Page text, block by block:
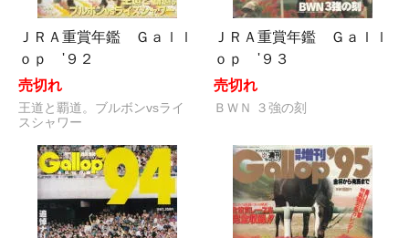
ＪＲＡ重賞年鑑 Ｇａｌｌ
ｏｐ '９２
売切れ
王道と覇道。ブルボンvsライ
スシャワー
ＪＲＡ重賞年鑑 Ｇａｌｌ
ｏｐ '９３
売切れ
ＢＷＮ ３強の刻